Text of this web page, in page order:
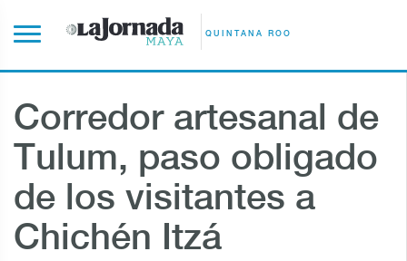
QUINTANA ROO
Corredor artesanal de
Tulum, paso obligado
de los visitantes a
Chichén Itzá